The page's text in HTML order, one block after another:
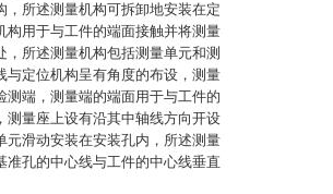
，所述测量机构可拆卸地安装在定
构用于与工件的端面接触并将测量
，所述测量机构包括测量单元和测
与定位机构呈有角度的布设，测量
测端，测量端的端面用于与工件的
测量座上设有沿其中轴线方向开设
元滑动安装在安装孔内，所述测量
准孔的中心线与工件的中心线垂直